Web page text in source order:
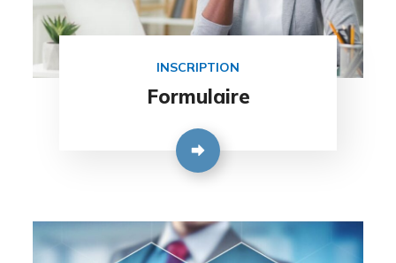
INSCRIPTION
Formulaire